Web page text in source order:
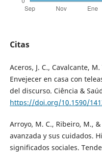
Citas
Aceros, J. C., Cavalcante,
Envejecer en casa con
del discurso. Ciência &
https://doi.org/10.1590/
Arroyo, M. C., Ribeiro, M.,
avanzada y sus cuidados.
significados sociales.